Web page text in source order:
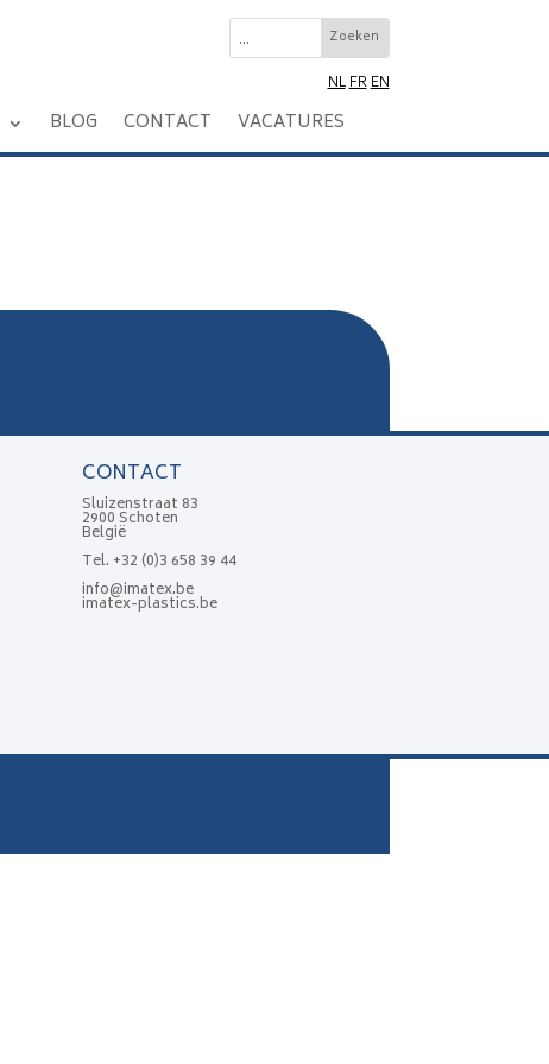
NLFREN
BLOG CONTACT VACATURES
CONTACT
Sluizenstraat 83
2900 Schoten
België
Tel. +32 (0)3 658 39 44
info@imatex.be
imatex-plastics.be